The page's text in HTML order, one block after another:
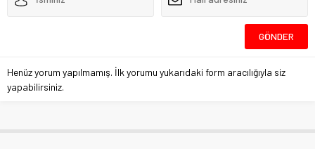
Henüz yorum yapılmamış. İlk yorumu yukarıdaki form aracılığıyla siz
yapabilirsiniz.